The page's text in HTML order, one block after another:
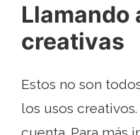
Llamando
creativas
Estos no son
los usos creativos.